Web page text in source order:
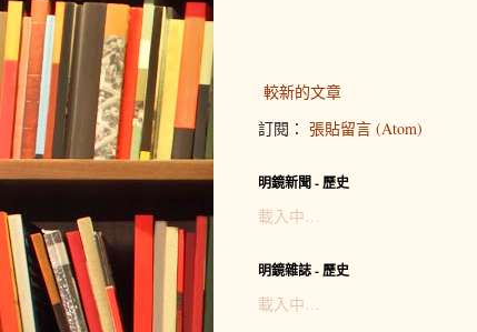
較新的文章
訂閱： 張貼留言 (Atom)
明鏡新聞 - 歷史
載入中…
明鏡雜誌 - 歷史
載入中…